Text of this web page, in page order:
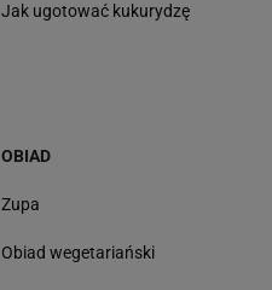
Jak ugotować kukurydzę
OBIAD
Zupa
Obiad wegetariański